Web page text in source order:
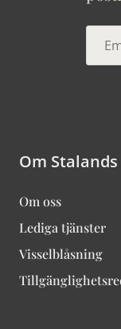
Om Stalands
Om oss
Lediga tjänster
Visselblåsning